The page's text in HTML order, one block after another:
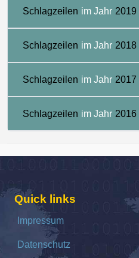
Schlagzeilen im Jahr 2019
Schlagzeilen im Jahr 2018
Schlagzeilen im Jahr 2017
Schlagzeilen im Jahr 2016
Quick links
Impressum
Datenschutz